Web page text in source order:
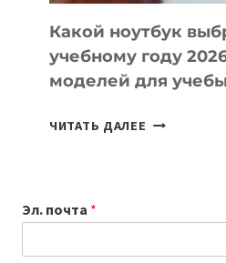
Какой ноутбук
учебному году
моделей для учебы
ЧИТАТЬ ДАЛЕЕ КАКОЙ
2026:
Эл. почта *